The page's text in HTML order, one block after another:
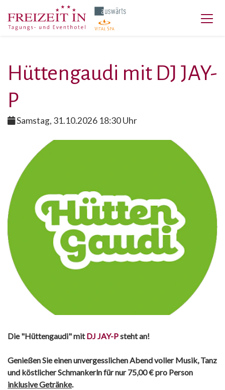
Hüttengaudi mit DJ JAY-
P
Samstag, 31.10.2026 18:30 Uhr
Die "Hüttengaudi" mitDJ JAY-Psteht an!
Genießen Sie einen unvergesslichen Abend voller Musik, Tanz
und köstlicher Schmankerln für nur 75,00 € pro Person
inklusive Getränke.